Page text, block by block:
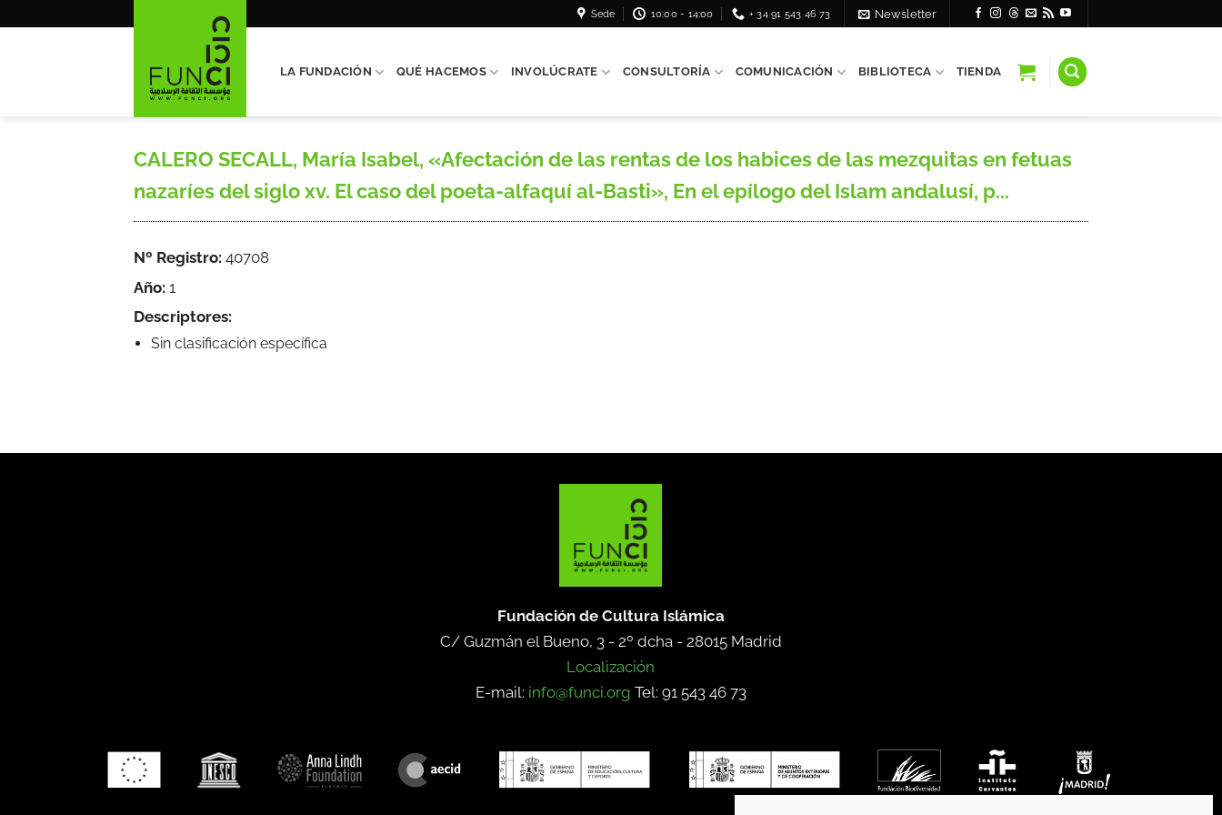
Sede 10:00 - 14:00 + 34 91 543 46 73 Newsletter
LA FUNDACIÓN QUÉ HACEMOS INVOLÚCRATE CONSULTORÍA COMUNICACIÓN BIBLIOTECA TIENDA
CALERO SECALL, María Isabel, «Afectación de las rentas de los habices de las mezquitas en fetuas
nazaríes del siglo xv. El caso del poeta-alfaquí al-Basti», En el epílogo del Islam andalusí, p...
Nº Registro: 40708
Año: 1
Descriptores:
Sin clasificación específica
Fundación de Cultura Islámica
C/ Guzmán el Bueno, 3 - 2º dcha - 28015 Madrid
Localización
E-mail: info@funci.org Tel: 91 543 46 73